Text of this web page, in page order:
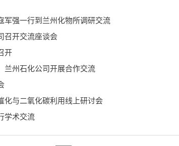
军强一行到兰州化物所调研交流
召开交流座谈会
开
兰州石化公司开展合作交流
化与二氧化碳利用线上研讨会
学术交流